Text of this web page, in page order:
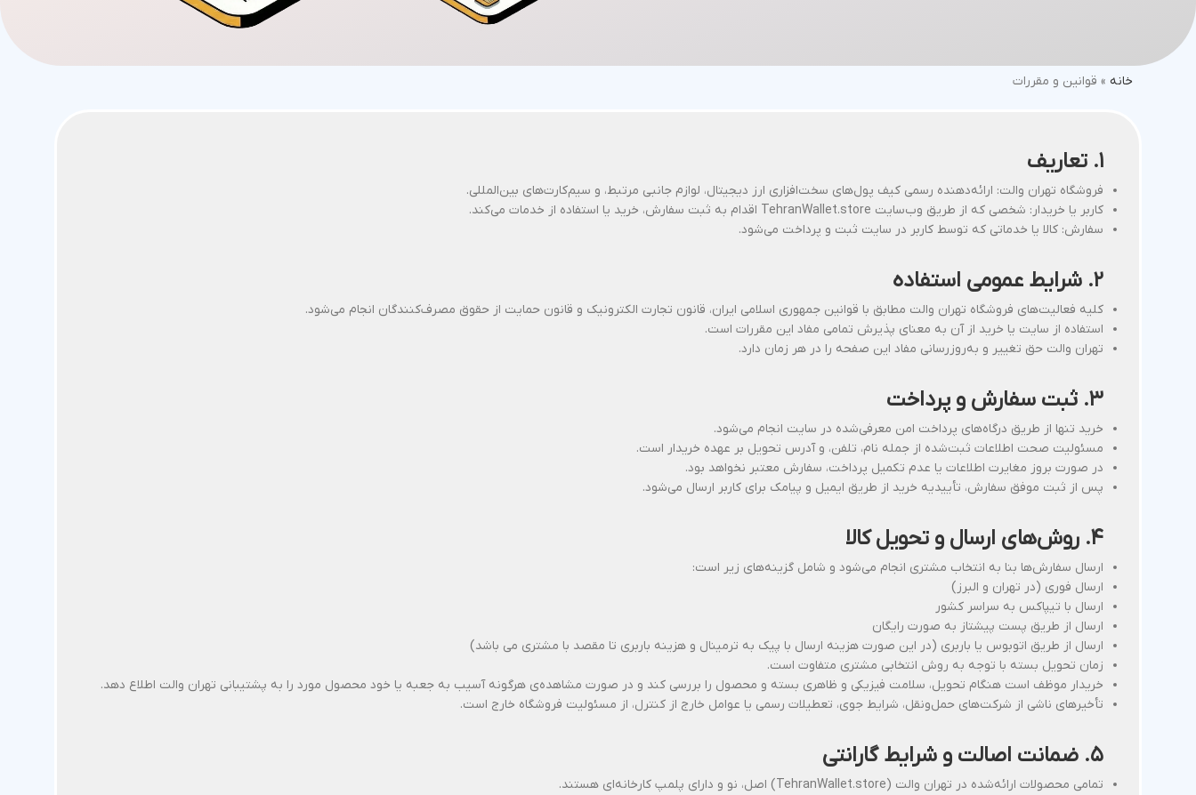
خانه » قوانین و مقررات
۱. تعاریف
فروشگاه تهران والت: ارائه‌دهنده رسمی کیف پول‌های سخت‌افزاری ارز دیجیتال، لوازم جانبی مرتبط، و سیم‌کارت‌های بین‌المللی.
کاربر یا خریدار: شخصی که از طریق وب‌سایت TehranWallet.store اقدام به ثبت سفارش، خرید یا استفاده از خدمات می‌کند.
سفارش: کالا یا خدماتی که توسط کاربر در سایت ثبت و پرداخت می‌شود.
۲. شرایط عمومی استفاده
کلیه فعالیت‌های فروشگاه تهران والت مطابق با قوانین جمهوری اسلامی ایران، قانون تجارت الکترونیک و قانون حمایت از حقوق مصرف‌کنندگان انجام می‌شود.
استفاده از سایت یا خرید از آن به معنای پذیرش تمامی مفاد این مقررات است.
تهران والت حق تغییر و به‌روزرسانی مفاد این صفحه را در هر زمان دارد.
۳. ثبت سفارش و پرداخت
خرید تنها از طریق درگاه‌های پرداخت امن معرفی‌شده در سایت انجام می‌شود.
مسئولیت صحت اطلاعات ثبت‌شده از جمله نام، تلفن، و آدرس تحویل بر عهده خریدار است.
در صورت بروز مغایرت اطلاعات یا عدم تکمیل پرداخت، سفارش معتبر نخواهد بود.
پس از ثبت موفق سفارش، تأییدیه خرید از طریق ایمیل و پیامک برای کاربر ارسال می‌شود.
۴. روش‌های ارسال و تحویل کالا
ارسال سفارش‌ها بنا به انتخاب مشتری انجام می‌شود و شامل گزینه‌های زیر است:
ارسال فوری (در تهران و البرز)
ارسال با تیپاکس به سراسر کشور
ارسال از طریق پست پیشتاز به صورت رایگان
ارسال از طریق اتوبوس یا باربری (در این صورت هزینه ارسال با پیک به ترمینال و هزینه باربری تا مقصد با مشتری می باشد)
زمان تحویل بسته با توجه به روش انتخابی مشتری متفاوت است.
خریدار موظف است هنگام تحویل، سلامت فیزیکی و ظاهری بسته و محصول را بررسی کند و در صورت مشاهده‌ی هرگونه آسیب به جعبه یا خود محصول مورد را به پشتیبانی تهران والت اطلاع دهد.
تأخیرهای ناشی از شرکت‌های حمل‌ونقل، شرایط جوی، تعطیلات رسمی یا عوامل خارج از کنترل، از مسئولیت فروشگاه خارج است.
۵. ضمانت اصالت و شرایط گارانتی
تمامی محصولات ارائه‌شده در تهران والت (TehranWallet.store) اصل، نو و دارای پلمپ کارخانه‌ای هستند.